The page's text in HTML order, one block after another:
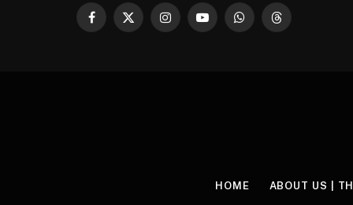
Facebook
X
InstagramYouTubeWhatsAppThreads
HOME ABOUT US |